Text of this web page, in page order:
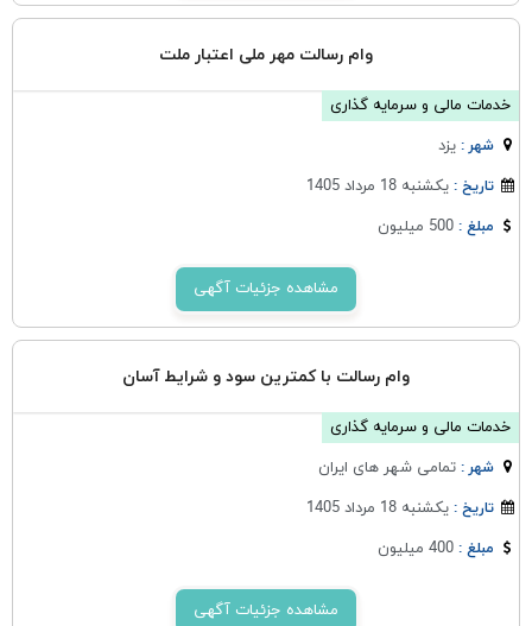
وام رسالت مهر ملی اعتبار ملت
خدمات مالی و سرمایه گذاری
شهر :يزد
تاریخ :یکشنبه 18 مرداد 1405
مبلغ :500 میلیون
مشاهده جزئیات آگهی
وام رسالت با کمترین سود و شرایط آسان
خدمات مالی و سرمایه گذاری
شهر :تمامی شهر های ایران
تاریخ :یکشنبه 18 مرداد 1405
مبلغ :400 میلیون
مشاهده جزئیات آگهی